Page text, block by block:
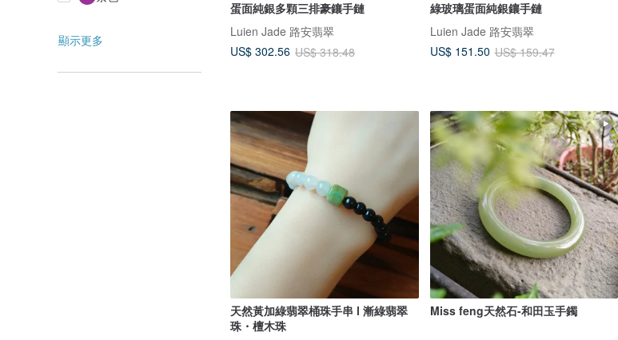
顯示更多
蛋面純銀多顆三排豪鑲手鏈
Luien Jade 路安翡翠
US$ 302.56 US$ 318.48
綠玻璃蛋面純銀鑲手鏈
Luien Jade 路安翡翠
US$ 151.50 US$ 159.47
天然黃加綠翡翠桶珠手串 l 漸綠翡翠
珠・檀木珠
Miss feng天然石-和田玉手鐲